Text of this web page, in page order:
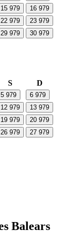
15 979 16 979
22 979 23 979
29 979 30 979
S D
5 979 6 979
12 979 13 979
19 979 20 979
26 979 27 979
Balears